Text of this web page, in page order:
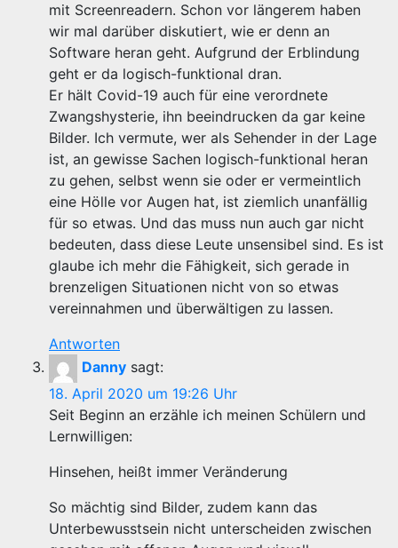
mit Screenreadern. Schon vor längerem haben
wir mal darüber diskutiert, wie er denn an
Software heran geht. Aufgrund der Erblindung
geht er da logisch-funktional dran.
Er hält Covid-19 auch für eine verordnete
Zwangshysterie, ihn beeindrucken da gar keine
Bilder. Ich vermute, wer als Sehender in der Lage
ist, an gewisse Sachen logisch-funktional heran
zu gehen, selbst wenn sie oder er vermeintlich
eine Hölle vor Augen hat, ist ziemlich unanfällig
für so etwas. Und das muss nun auch gar nicht
bedeuten, dass diese Leute unsensibel sind. Es ist
glaube ich mehr die Fähigkeit, sich gerade in
brenzeligen Situationen nicht von so etwas
vereinnahmen und überwältigen zu lassen.
Antworten
Danny sagt:
18. April 2020 um 19:26 Uhr
Seit Beginn an erzähle ich meinen Schülern und
Lernwilligen:
Hinsehen, heißt immer Veränderung
So mächtig sind Bilder, zudem kann das
Unterbewusstsein nicht unterscheiden zwischen